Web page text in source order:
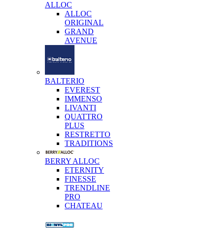
ALLOC
ALLOC
ORIGINAL
GRAND
AVENUE
BALTERIO
EVEREST
IMMENSO
LIVANTI
QUATTRO
PLUS
RESTRETTO
TRADITIONS
BERRY ALLOC
ETERNITY
FINESSE
TRENDLINE
PRO
CHATEAU